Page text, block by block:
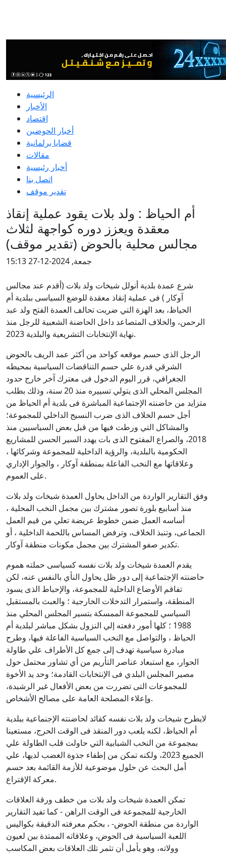
الرئيسية
الأخبار
اقتصاد
أخبار الحوضين
قضايا برلمانية
مقالات
أخبار رئيسية
اتصل بنا
تقدير موقف
أم الحياظ : ولد بلات يقود عملية إنقاذ
معقدة ويعزز دوره كواجهة لثلاث
مجالس محلية بالحوض (تقدير موقف)
جمعة, 2024-12-27 15:13
شرع عمدة بلدية أنولل شيخات ولد بلات (أقدم عند مجالس
آوكار ) فى عملية إنقاذ معقدة للوضع السياسى ببلدية أم
الحياظ، بعد الهزة التي ضربت تحالف العمدة الفتح ولد عبد
الرحمن، والخلاف المتصاعد داخل الحاضنة الشعبية للرجل منذ
نهاية الإنتخابات التشريعية والبلدية 2023.
الرجل الذى حسم موقعه كواحد من أكثر عمد الريف بالحوض
الشرقي قدرة علي حسم التناقضات السياسية بمحيطه
الجغرافي، قرر اليوم الدخول فى معترك آخر خارج حدود
المجلس المحلي الذى يتولي تسييره منذ 20 سنة، وذلك بطلب
متزايد من حاضنته الإجتماعية المباشرة فى بلدية أم الحياظ من
أجل حسم الخلاف الذى ضرب النسيج الداخلي للمجموعة؛
والمشاكل التي ورطت فيها من قبل بعض السياسيين منذ
2018، والصراع المفتوح الذى بات يهدد السير الحسن للمشاريع
الحكومية بالبلدية، والرؤية الداخلية للمجموعة وشركائها ،
وعلاقاتها مع النخب الفاعلة بمنطقة آوكار ، والجوار الإداري
على العموم.
وفق التقارير الواردة من الداخل يحاول العمدة شيخات ولد بلات
منذ أسابيع بلورة تصور مشترك بين مجمل النخب المحلية ،
أساسه العمل ضمن خطوط عريضة تعلي من قيم العمل
الجماعى، وتنبذ الخلاف، وترفض المساس باللحمة الداخلية ، أو
تكدير صفو المشترك بين مجمل مكونات منطقة آوكار.
يقدم العمدة شيخات ولد بلات نفسه كسياسى حملته هموم
حاضنته الإجتماعية إلى دور ظل يحاول النأي بالنفس عنه، لكن
تفاقم الأوضاع الداخلية للمجموعة، والإحباط الذى يسود
المنطقة، واستمرار التدخلات الخارجية ؛ والعبث بالمستقبل
السياسي للمجموعة الممسكة بتسير المجلس المحلي منذ
1988 ؛ كلها أمور دفعته إلي النزول بشكل مباشر لبلدية أم
الحياظ ، والتواصل مع النخب السياسية الفاعلة فيها، وطرح
مبادرة سياسية تهدف إلى جمع كل الأطراف علي طاولة
الحوار، مع استبعاد عناصر التأريم من أي تشاور محتمل حول
مصير المجلس البلدي فى الإنتخابات القادمة؛ وحد يد الأخوة
للمجموعات التى تضررت من بعض الأفعال غير الرشيدة،
وإعلاء المصلحة العامة على مصالح الأشخاص.
لايطرح شيخات ولد بلات نفسه كقائد لحاضنته الإجنماعية ببلدية
أم الحياظ، لكنه يلعب دور المنقذ فى الوقت الحرج، مستعينا
بمجموعة من النخب الشبابية التي حاولت قلب الطاولة علي
الجميع 2023، ولكنه تمكن من إطفاء جذوة الغضب لديها، علي
أمل البحث عن حلول موضوعية للأزمة القائمة بعد حسم
معركة الإقتراع.
تمكن العمدة شيخات ولد بلات من خطف ورقة العلاقات
الخارجية للمجموعة فى الوقت الراهن - كما تفيد التقارير
الواردة من منطقة الحوض- ، بحكم معرفته الدقيقة بكواليس
اللعبة السياسية فى الحوض، وعلاقاته الممتدة بين لعيون
وولاته، وهو يأمل أن تثمر تلك العلاقات بعض المكاسب